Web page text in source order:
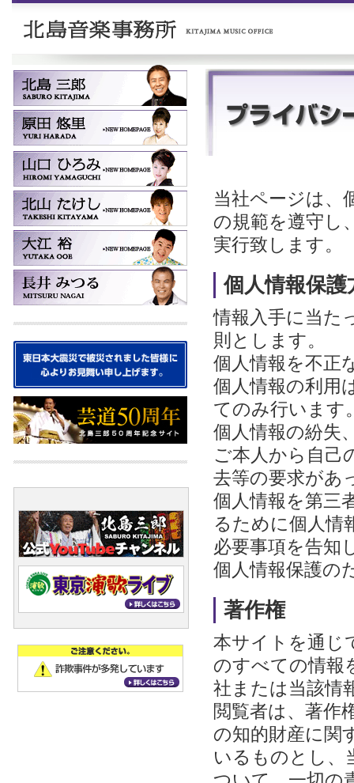
当社ページは、
の規範を遵守し
実行致します。
個人情報保護
情報入手に当た
則とします。
個人情報を不正
個人情報の利用
てのみ行います
個人情報の紛失
ご本人から自己
去等の要求があ
個人情報を第三
るために個人情
必要事項を告知
個人情報保護の
著作権
本サイトを通じ
のすべての情報
社または当該情
閲覧者は、著作
の知的財産に関
いるものとし、